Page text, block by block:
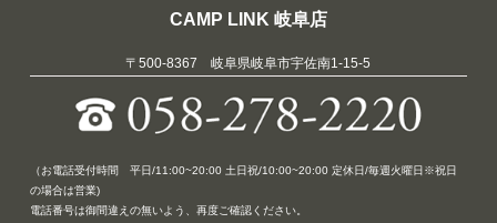
CAMP LINK 岐阜店
〒500-8367 岐阜県岐阜市宇佐南1-15-5
（お電話受付時間 平日/11:00~20:00 土日祝/10:00~20:00 定休日/毎週火曜日※祝日
の場合は営業)
電話番号は御間違えの無いよう、再度ご確認ください。